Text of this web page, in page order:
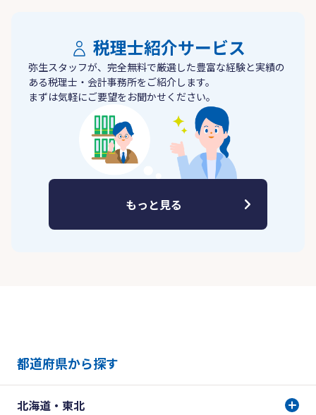
税理士紹介サービス
弥生スタッフが、完全無料で厳選した豊富な経験と実績の
ある税理士・会計事務所をご紹介します。
まずは気軽にご要望をお聞かせください。
もっと見る
都道府県から探す
北海道・東北